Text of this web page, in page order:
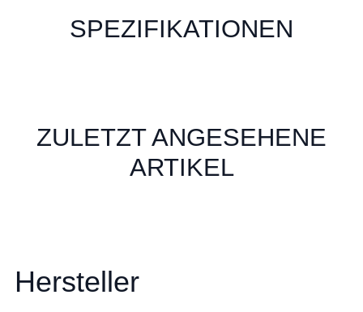
SPEZIFIKATIONEN
ZULETZT ANGESEHENE
ARTIKEL
Hersteller